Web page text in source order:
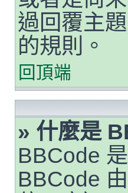
過回覆主
的規則。
回頂端
» 什麼是
BBCode
BBCode